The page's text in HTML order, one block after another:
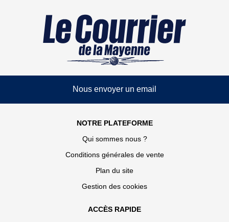
Nous envoyer un email
NOTRE PLATEFORME
Qui sommes nous ?
Conditions générales de vente
Plan du site
Gestion des cookies
ACCÈS RAPIDE